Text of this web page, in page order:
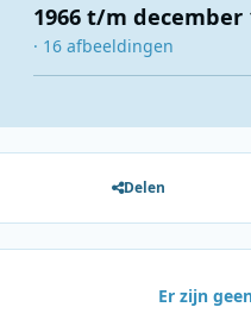
1966 t/m december
· 16 afbeeldingen
Delen
Er zijn